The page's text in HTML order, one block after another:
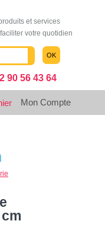
et services
votre quotidien
OK
90 56 43 64
Mon Compte